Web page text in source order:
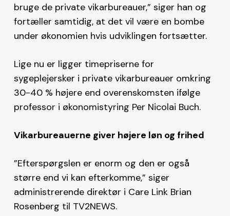
bruge de private vikarbureauer,” siger han og
fortæller samtidig, at det vil være en bombe
under økonomien hvis udviklingen fortsætter.
Lige nu er ligger timepriserne for
sygeplejersker i private vikarbureauer omkring
30-40 % højere end overenskomsten ifølge
professor i økonomistyring Per Nicolai Buch.
Vikarbureauerne giver højere løn og frihed
”Efterspørgslen er enorm og den er også
større end vi kan efterkomme,” siger
administrerende direktør i Care Link Brian
Rosenberg til TV2NEWS.